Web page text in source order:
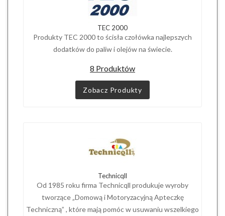
TEC 2000
Produkty TEC 2000 to ścisła czołówka najlepszych
dodatków do paliw i olejów na świecie.
8 Produktów
Zobacz Produkty
Technicqll
Od 1985 roku firma Technicqll produkuje wyroby
tworzące „Domową i Motoryzacyjną Apteczkę
Techniczną” , które mają pomóc w usuwaniu wszelkiego